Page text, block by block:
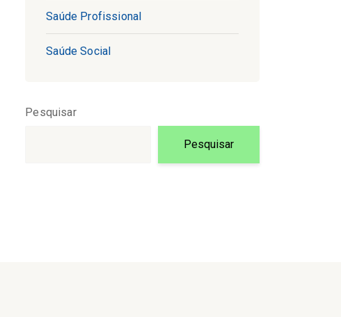
Saúde Profissional
Saúde Social
Pesquisar
Pesquisar